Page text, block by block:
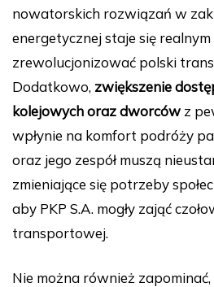
nowatorskich rozwiązań w
energetycznej staje się
zrewolucjonizować polski
Dodatkowo, zwiększenie
kolejowych oraz dworców z
wpłynie na komfort podróży
oraz jego zespół muszą
zmieniające się potrzeby
aby PKP S.A. mogły zająć
transportowej.
Nie można również